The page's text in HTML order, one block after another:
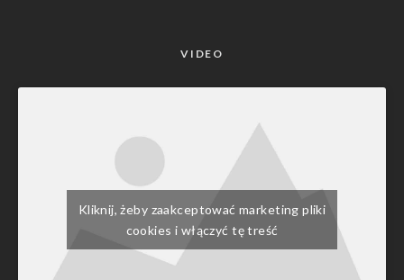
VIDEO
Kliknij, żeby zaakceptować marketing pliki
cookies i włączyć tę treść